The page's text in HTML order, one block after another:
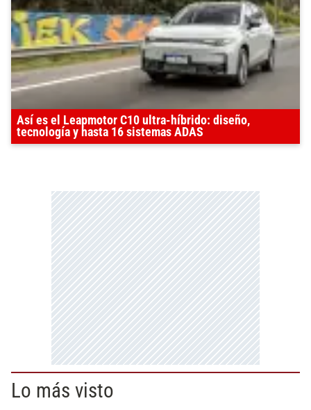
Así es el Leapmotor C10 ultra-híbrido: diseño,
tecnología y hasta 16 sistemas ADAS
Lo más visto